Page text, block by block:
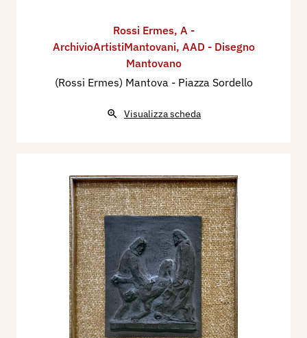
Rossi Ermes, A -
ArchivioArtistiMantovani, AAD - Disegno
Mantovano
(Rossi Ermes) Mantova - Piazza Sordello
Visualizza scheda